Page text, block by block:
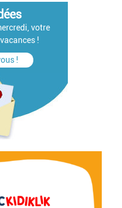
votre
!
!